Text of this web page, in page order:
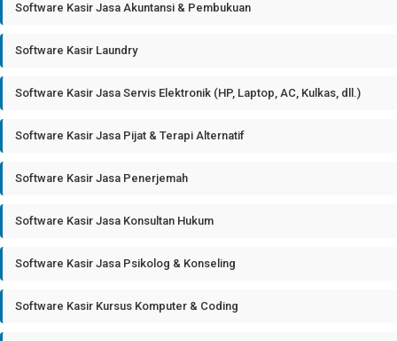
Software Kasir Jasa Akuntansi & Pembukuan
Software Kasir Laundry
Software Kasir Jasa Servis Elektronik (HP, Laptop, AC, Kulkas, dll.)
Software Kasir Jasa Pijat & Terapi Alternatif
Software Kasir Jasa Penerjemah
Software Kasir Jasa Konsultan Hukum
Software Kasir Jasa Psikolog & Konseling
Software Kasir Kursus Komputer & Coding